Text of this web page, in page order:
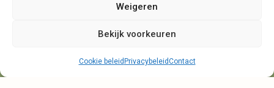
Weigeren
Bekijk voorkeuren
Cookie beleid PrivacybeleidContact
maandag, dinsdag en donderdag